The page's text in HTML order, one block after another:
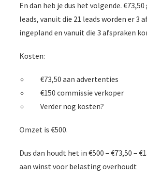
En dan heb je dus het volgende. €73,50
leads, vanuit die 21 leads worden er 3
ingepland en vanuit die 3 afspraken
Kosten:
€73,50 aan advertenties
€150 commissie verkoper
Verder nog kosten?
Omzet is €500.
Dus dan houdt het in €500 – €73,50 –
aan winst voor belasting overhoudt